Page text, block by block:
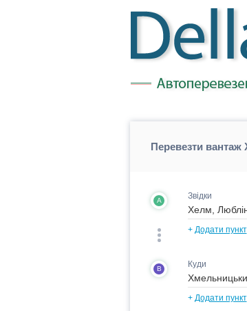
Перевезти
A Звідки
+ Додати пункт
B Куди
+ Додати пункт